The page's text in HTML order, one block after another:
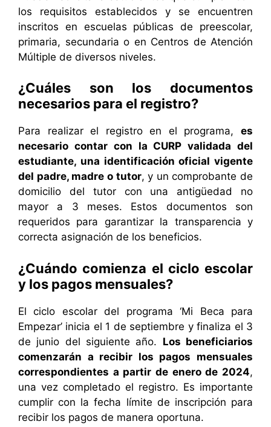
los requisitos establecidos y se encuentren
inscritos en escuelas públicas de preescolar,
primaria, secundaria o en Centros de Atención
Múltiple de diversos niveles.
¿Cuáles son los documentos
necesarios para el registro?
Para realizar el registro en el programa, es
necesario contar con la CURP validada del
estudiante, una identificación oficial vigente
del padre, madre o tutor, y un comprobante de
domicilio del tutor con una antigüedad no
mayor a 3 meses. Estos documentos son
requeridos para garantizar la transparencia y
correcta asignación de los beneficios.
¿Cuándo comienza el ciclo escolar
y los pagos mensuales?
El ciclo escolar del programa ‘Mi Beca para
Empezar’ inicia el 1 de septiembre y finaliza el 3
de junio del siguiente año. Los beneficiarios
comenzarán a recibir los pagos mensuales
correspondientes a partir de enero de 2024,
una vez completado el registro. Es importante
cumplir con la fecha límite de inscripción para
recibir los pagos de manera oportuna.